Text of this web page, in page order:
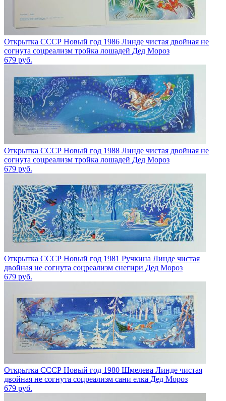
Открытка СССР Новый год 1986 Линде чистая двойная не
согнута соцреализм тройка лошадей Дед Мороз
679 руб.
Открытка СССР Новый год 1988 Линде чистая двойная не
согнута соцреализм тройка лошадей Дед Мороз
679 руб.
Открытка СССР Новый год 1981 Ручкина Линде чистая
двойная не согнута соцреализм снегири Дед Мороз
679 руб.
Открытка СССР Новый год 1980 Шмелева Линде чистая
двойная не согнута соцреализм сани елка Дед Мороз
679 руб.